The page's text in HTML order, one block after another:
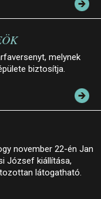
melynek
biztosítja.
november 22-én Jan
József kiállítása,
látogatható.